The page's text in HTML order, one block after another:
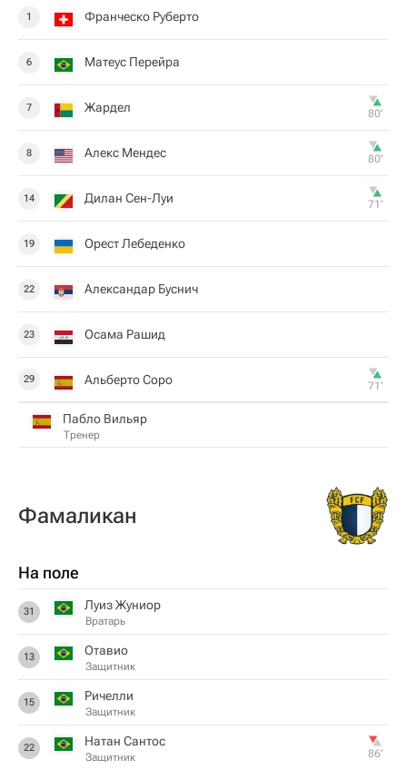
1 Франческо Руберто
6 Матеус Перейра
7 Жардел 80‎’‎
8 Алекс Мендес 80‎’‎
14 Дилан Сен-Луи 71‎’‎
19 Орест Лебеденко
22 Александар Буснич
23 Осама Рашид
29 Альберто Соро 71‎’‎
Пабло Вильяр
Тренер
Фамаликан
На поле
31 Луиз Жуниор
Вратарь
13 Отавио
Защитник
15 Ричелли
Защитник
22 Натан Сантос
Защитник 86‎’‎